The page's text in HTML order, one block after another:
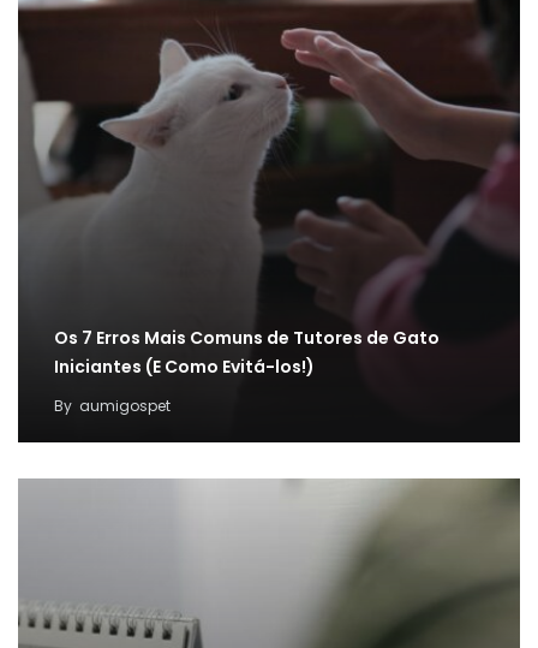
Os 7 Erros Mais Comuns de Tutores de Gato
Iniciantes (E Como Evitá-los!)
By aumigospet